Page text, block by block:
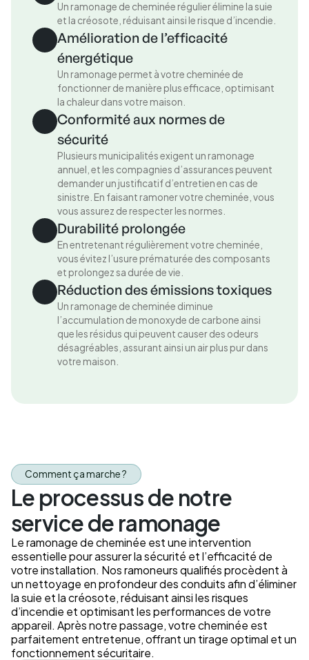
Un ramonage de cheminée régulier élimine la suie
et la créosote, réduisant ainsi le risque d’incendie.
Amélioration de l’efficacité
énergétique
Un ramonage permet à votre cheminée de
fonctionner de manière plus efficace, optimisant
la chaleur dans votre maison.
Conformité aux normes de
sécurité
Plusieurs municipalités exigent un ramonage
annuel, et les compagnies d’assurances peuvent
demander un justificatif d’entretien en cas de
sinistre. En faisant ramoner votre cheminée, vous
vous assurez de respecter les normes.
Durabilité prolongée
En entretenant régulièrement votre cheminée,
vous évitez l’usure prématurée des composants
et prolongez sa durée de vie.
Réduction des émissions toxiques
Un ramonage de cheminée diminue
l’accumulation de monoxyde de carbone ainsi
que les résidus qui peuvent causer des odeurs
désagréables, assurant ainsi un air plus pur dans
votre maison.
Comment ça marche ?
Le processus de notre
service de ramonage
Le ramonage de cheminée est une intervention
essentielle pour assurer la sécurité et l’efficacité de
votre installation. Nos ramoneurs qualifiés procèdent à
un nettoyage en profondeur des conduits afin d’éliminer
la suie et la créosote, réduisant ainsi les risques
d’incendie et optimisant les performances de votre
appareil. Après notre passage, votre cheminée est
parfaitement entretenue, offrant un tirage optimal et un
fonctionnement sécuritaire.